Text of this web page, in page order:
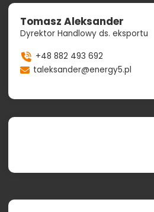
Tomasz Aleksander
Dyrektor Handlowy ds. eksportu
+48 882 493 692
taleksander@energy5.pl